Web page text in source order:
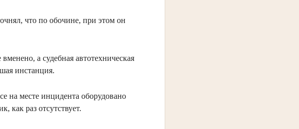
что по обочине, при этом он
а судебная автотехническая
инстанция.
на месте инцидента оборудовано
как раз отсутствует.